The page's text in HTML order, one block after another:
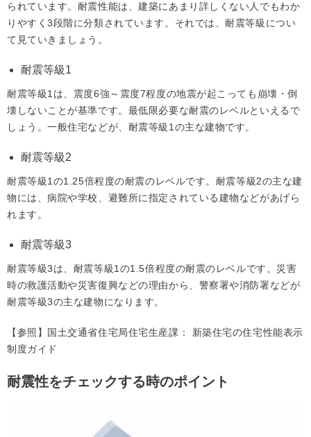
られています。耐震性能は、建築にあまり詳しくない人でもわか
りやすく3段階に分類されています。それでは、耐震等級につい
て見ていきましょう。
耐震等級1
耐震等級1は、震度6強～震度7程度の地震が起こっても崩壊・倒
壊しないことが基準です。最低限必要な耐震のレベルといえるで
しょう。一般住宅などが、耐震等級1の主な建物です。
耐震等級2
耐震等級1の1.25倍程度の耐震のレベルです。耐震等級2の主な建
物には、病院や学校、避難所に指定されている建物などがあげら
れます。
耐震等級3
耐震等級3は、耐震等級1の1.5倍程度の耐震のレベルです。災害
時の救護活動や災害復興などの理由から、警察署や消防署などが
耐震等級3の主な建物になります。
【参照】
国土交通省住宅局住宅生産課： 新築住宅の住宅性能表示
制度ガイド
耐震性をチェックする時のポイント